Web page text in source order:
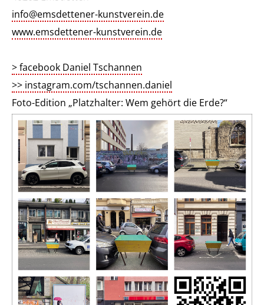
info@emsdettener-kunstverein.de
www.emsdettener-kunstverein.de
> facebook Daniel Tschannen
>> instagram.com/tschannen.daniel
Foto-Edition „Platzhalter: Wem gehört die Erde?“